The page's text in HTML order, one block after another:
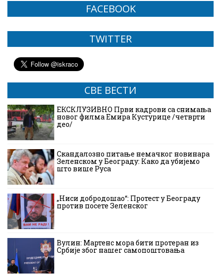
FACEBOOK
TWITTER
СВЕ ВЕСТИ
ЕКСКЛУЗИВНО Први кадрови са снимања
новог филма Емира Кустурице /четврти
део/
Скандалозно питање немачког новинара
Зеленском у Београду: Како да убијемо
што више Руса
„Ниси добродошао“: Протест у Београду
против посете Зеленског
Вулин: Мартенс мора бити протеран из
Србије због нашег самопоштовања